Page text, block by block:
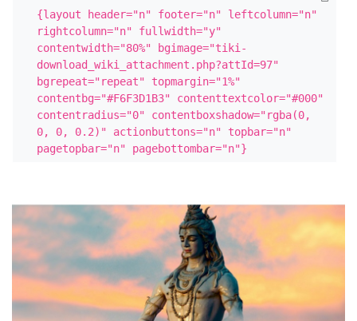
{layout header="n" footer="n" leftcolumn="n"
rightcolumn="n" fullwidth="y"
contentwidth="80%" bgimage="tiki-
download_wiki_attachment.php?attId=97"
bgrepeat="repeat" topmargin="1%"
contentbg="#F6F3D1B3" contenttextcolor="#000"
contentradius="0" contentboxshadow="rgba(0,
0, 0, 0.2)" actionbuttons="n" topbar="n"
pagetopbar="n" pagebottombar="n"}